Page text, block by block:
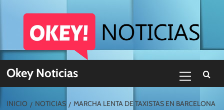
Okey Noticias
primario
INICIO NOTICIAS MARCHA LENTA DE TAXISTAS EN BARCELONA